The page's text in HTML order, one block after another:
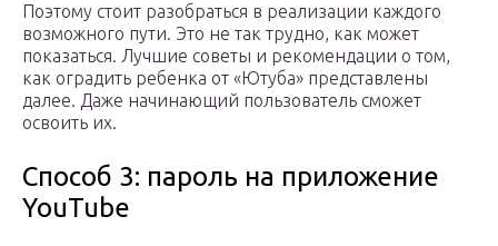
Поэтому стоит разобраться в реализации каждого
возможного пути. Это не так трудно, как может
показаться. Лучшие советы и рекомендации о том,
как оградить ребенка от «Ютуба» представлены
далее. Даже начинающий пользователь сможет
освоить их.
Способ 3: пароль на приложение
YouTube